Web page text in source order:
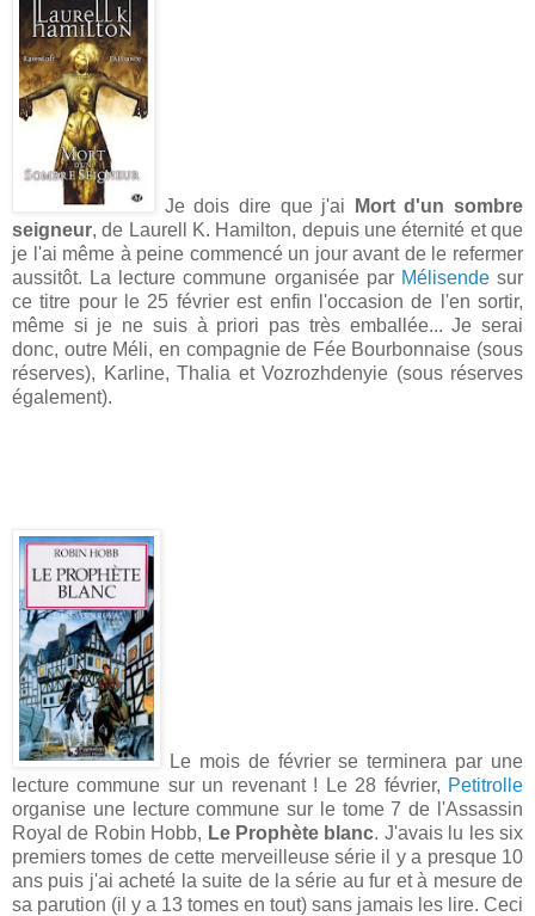
Je dois dire que j'ai
Mort d'un sombre
seigneur, de Laurell K. Hamilton, depuis une éternité et que
je l'ai même à peine commencé un jour avant de le refermer
aussitôt. La lecture commune organisée par Mélisendesur
ce titre pour le 25 février est enfin l'occasion de l'en sortir,
même si je ne suis à priori pas très emballée... Je serai
donc, outre Méli, en compagnie de Fée Bourbonnaise (sous
réserves), Karline, Thalia et Vozrozhdenyie (sous réserves
également).
Le mois de février se terminera par une
lecture commune sur un revenant ! Le 28 février, Petitrolle
organise une lecture commune sur le tome 7 de l'Assassin
Royal de Robin Hobb, Le Prophète blanc. J'avais lu les six
premiers tomes de cette merveilleuse série il y a presque 10
ans puis j'ai acheté la suite de la série au fur et à mesure de
sa parution (il y a 13 tomes en tout) sans jamais les lire. Ceci